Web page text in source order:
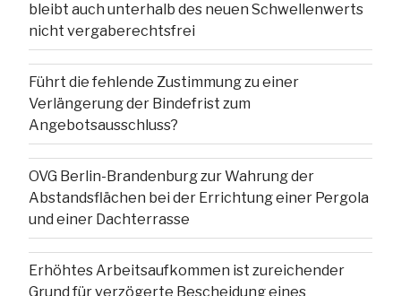
bleibt auch unterhalb des neuen Schwellenwerts
nicht vergaberechtsfrei
Führt die fehlende Zustimmung zu einer
Verlängerung der Bindefrist zum
Angebotsausschluss?
OVG Berlin-Brandenburg zur Wahrung der
Abstandsflächen bei der Errichtung einer Pergola
und einer Dachterrasse
Erhöhtes Arbeitsaufkommen ist zureichender
Grund für verzögerte Bescheidung eines